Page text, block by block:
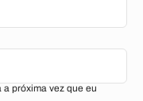
próxima vez que eu